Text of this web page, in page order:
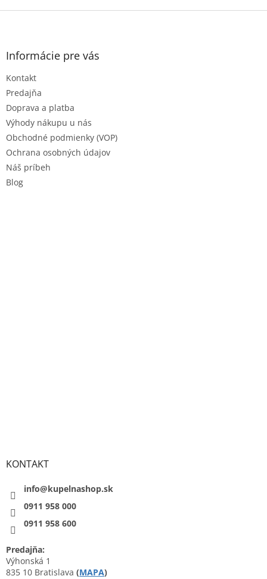
Z
Informácie pre vás
Kontakt
Predajňa
Doprava a platba
Výhody nákupu u nás
Obchodné podmienky (VOP)
Ochrana osobných údajov
Náš príbeh
Blog
KONTAKT
info@kupelnashop.sk
0911 958 000
0911 958 600
Predajňa:
Výhonská 1
835 10 Bratislava (MAPA)